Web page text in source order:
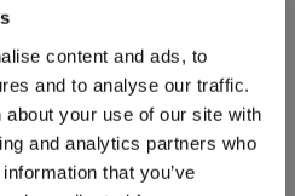
content and ads, to
and to analyse our traffic.
your use of our site with
and analytics partners who
that you’ve
Light Grey Melange